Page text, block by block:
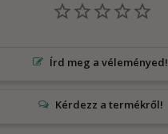
Írd meg a véleményed!